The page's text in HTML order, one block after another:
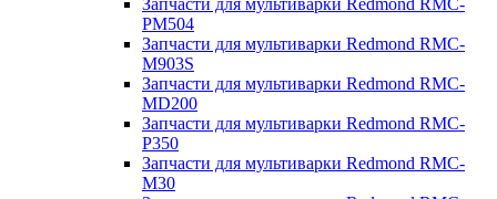
Запчасти для мультиварки Redmond RMC-
PM504
Запчасти для мультиварки Redmond RMC-
M903S
Запчасти для мультиварки Redmond RMC-
MD200
Запчасти для мультиварки Redmond RMC-
P350
Запчасти для мультиварки Redmond RMC-
M30